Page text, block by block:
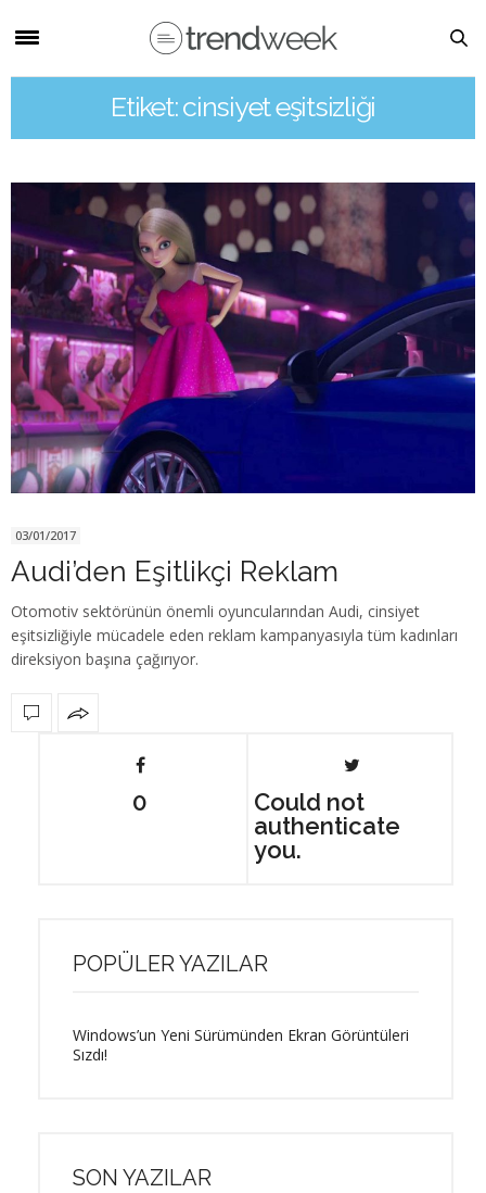
Etiket: cinsiyet eşitsizliği
03/01/2017
Audi’den Eşitlikçi Reklam
Otomotiv sektörünün önemli oyuncularından Audi, cinsiyet
eşitsizliğiyle mücadele eden reklam kampanyasıyla tüm kadınları
direksiyon başına çağırıyor.
0
Could not
authenticate
you.
POPÜLER YAZILAR
Windows’un Yeni Sürümünden Ekran Görüntüleri
Sızdı!
SON YAZILAR